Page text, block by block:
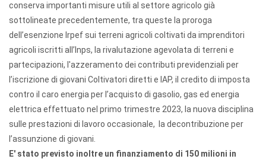
conserva importanti misure utili al settore agricolo già
sottolineate precedentemente, tra queste la proroga
dell’esenzione Irpef sui terreni agricoli coltivati da imprenditori
agricoli iscritti all’Inps, la rivalutazione agevolata di terreni e
partecipazioni, l'azzeramento dei contributi previdenziali per
l’iscrizione di giovani Coltivatori diretti e IAP, il credito di imposta
contro il caro energia per l’acquisto di gasolio, gas ed energia
elettrica effettuato nel primo trimestre 2023, la nuova disciplina
sulle prestazioni di lavoro occasionale, la decontribuzione per
l’assunzione di giovani.
E' stato previsto inoltre un finanziamento di 150 milioni in